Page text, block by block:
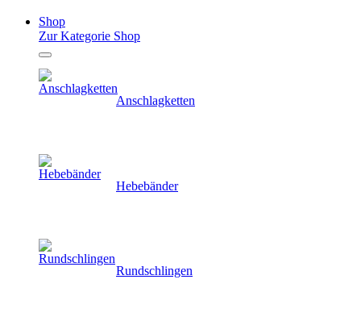
Shop
Zur Kategorie Shop
Anschlagketten
Hebebänder
Rundschlingen